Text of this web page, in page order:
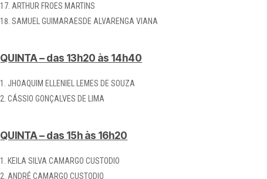
ARTHUR FROES MARTINS
SAMUEL GUIMARAESDE ALVARENGA VIANA
QUINTA – das 13h20 às 14h40
JHOAQUIM ELLENIEL LEMES DE SOUZA
CÁSSIO GONÇALVES DE LIMA
QUINTA – das 15h às 16h20
KEILA SILVA CAMARGO CUSTODIO
ANDRÉ CAMARGO CUSTODIO